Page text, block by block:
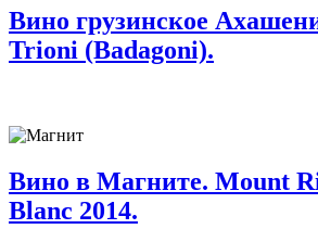
Вино грузинское
Trioni (Badagoni).
Вино в Магните. Mount
Blanc 2014.